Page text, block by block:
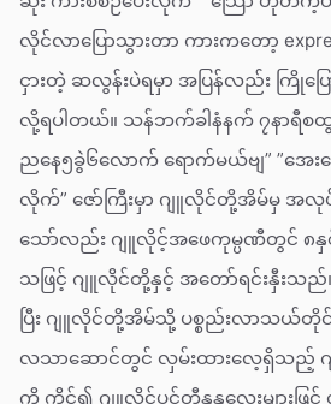
လိုင်လာပြောသွားတာ ကားကတော့
ငှားတဲ့ ဆလွန်းပဲရမှာ အပြန်လည်း ကြိုပြ
လို့ရပါတယ်။ သန်ဘက်ခါနံနက် ၇နာရီ
ညနေ၅ခွဲ၆လောက် ရောက်မယ်ဗျ” ”အေးအ
လိုက်” ဇော်ကြီးမှာ ဂျူလိုင်တို့အိမ်မှ အ
သော်လည်း ဂျူလိုင့်အဖေကုမ္ပဏီတွင် ၈
သဖြင့် ဂျူလိုင်တို့နှင့် အတော်ရင်းနှီးသည်
ပြီး ဂျူလိုင်တို့အိမ်သို့ ပစ္စည်းလာသယ်တို
လသာဆောင်တွင် လှမ်းထားလေ့ရှိသည့် ဂ
ကို ကိုင်၍ ဂျူလိုင့်ပင်တီနုနုလေးများဖြ